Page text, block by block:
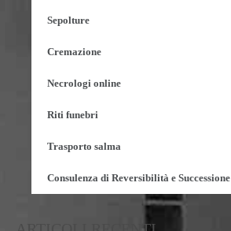
Sepolture
Cremazione
Necrologi online
Riti funebri
Trasporto salma
Consulenza di Reversibilità e Successione